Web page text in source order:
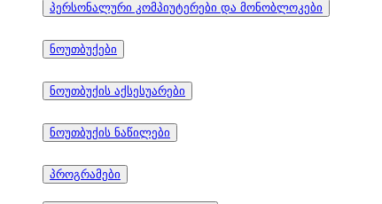
პერსონალური კომპიუტერები და მონობლოკები
ნოუთბუქები
ნოუთბუქის აქსესუარები
ნოუთბუქის ნაწილები
პროგრამები